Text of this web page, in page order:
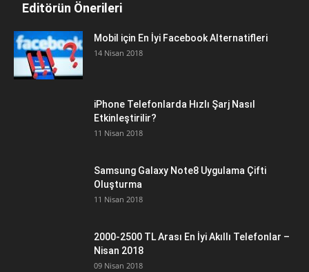
Editörün Önerileri
Mobil için En İyi Facebook Alternatifleri
14 Nisan 2018
iPhone Telefonlarda Hızlı Şarj Nasıl
Etkinleştirilir?
11 Nisan 2018
Samsung Galaxy Note8 Uygulama Çifti
Oluşturma
11 Nisan 2018
2000-2500 TL Arası En İyi Akıllı Telefonlar –
Nisan 2018
09 Nisan 2018